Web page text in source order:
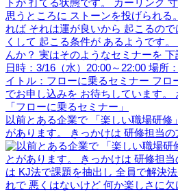
以前とある企業で 「楽しい職場研修
があります。 きっかけは 研修担当の